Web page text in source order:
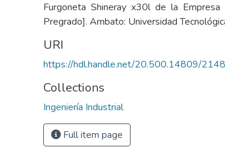
Furgoneta Shineray x30l de la
Pregrado]. Ambato: Universidad
URI
https://hdl.handle.net/20.500.14809/2148
Collections
Ingeniería Industrial
Full item page